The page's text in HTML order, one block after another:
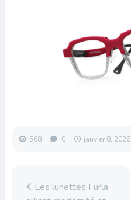
568 0 janvier 8, 2026
Les lunettes Furla